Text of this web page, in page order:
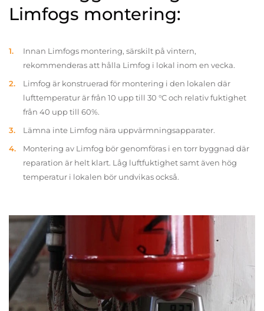
Limfogs montering:
Innan Limfogs montering, särskilt på vintern,
rekommenderas att hålla Limfog i lokal inom en vecka.
Limfog är konstruerad för montering i den lokalen där
lufttemperatur är från 10 upp till 30 °C och relativ fuktighet
från 40 upp till 60%.
Lämna inte Limfog nära uppvärmningsapparater.
Montering av Limfog bör genomföras i en torr byggnad där
reparation är helt klart. Låg luftfuktighet samt även hög
temperatur i lokalen bör undvikas också.